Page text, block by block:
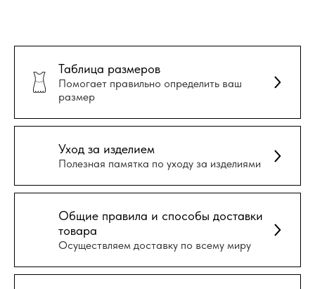
Таблица размеров
Помогает правильно определить ваш
размер
Уход за изделием
Полезная памятка по уходу за изделиями
Общие правила и способы доставки
товара
Осуществляем доставку по всему миру